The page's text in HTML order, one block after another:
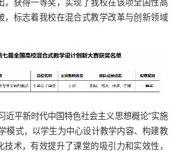
，获得一等奖，实现了我校在该项全国性高
，标志着我校在混合式教学改革与创新领域
近平新时代中国特色社会主义思想概论”实施
学模式，以学生为中心设计教学内容、构建教
术，有效提升了课堂的吸引力和实效性，